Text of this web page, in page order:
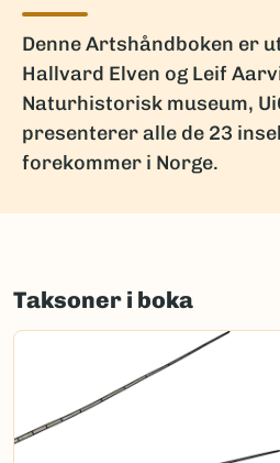
Denne Artshåndboken er
Hallvard Elven og Leif
Naturhistorisk museum,
presenterer alle de 23
forekommer i Norge.
Taksoner i boka